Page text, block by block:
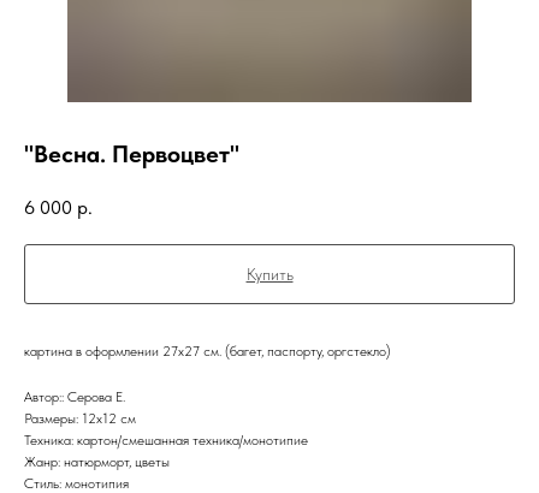
"Весна. Первоцвет"
6 000 р.
Купить
картина в оформлении 27х27 см. (багет, паспорту, оргстекло)
Автор:: Серова Е.
Размеры: 12x12 см
Техника: картон/смешанная техника/монотипие
Жанр: натюрморт, цветы
Стиль: монотипия